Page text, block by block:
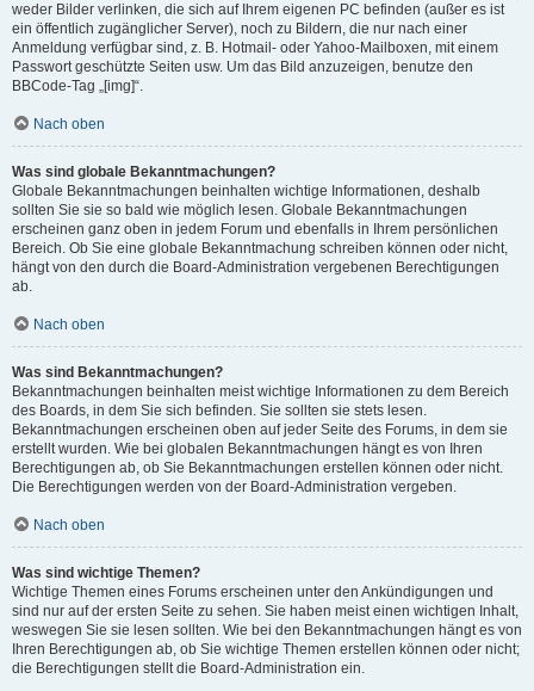
weder Bilder verlinken, die sich auf Ihrem eigenen PC befinden (außer es ist
ein öffentlich zugänglicher Server), noch zu Bildern, die nur nach einer
Anmeldung verfügbar sind, z. B. Hotmail- oder Yahoo-Mailboxen, mit einem
Passwort geschützte Seiten usw. Um das Bild anzuzeigen, benutze den
BBCode-Tag „[img]“.
Nach oben
Was sind globale Bekanntmachungen?
Globale Bekanntmachungen beinhalten wichtige Informationen, deshalb
sollten Sie sie so bald wie möglich lesen. Globale Bekanntmachungen
erscheinen ganz oben in jedem Forum und ebenfalls in Ihrem persönlichen
Bereich. Ob Sie eine globale Bekanntmachung schreiben können oder nicht,
hängt von den durch die Board-Administration vergebenen Berechtigungen
ab.
Nach oben
Was sind Bekanntmachungen?
Bekanntmachungen beinhalten meist wichtige Informationen zu dem Bereich
des Boards, in dem Sie sich befinden. Sie sollten sie stets lesen.
Bekanntmachungen erscheinen oben auf jeder Seite des Forums, in dem sie
erstellt wurden. Wie bei globalen Bekanntmachungen hängt es von Ihren
Berechtigungen ab, ob Sie Bekanntmachungen erstellen können oder nicht.
Die Berechtigungen werden von der Board-Administration vergeben.
Nach oben
Was sind wichtige Themen?
Wichtige Themen eines Forums erscheinen unter den Ankündigungen und
sind nur auf der ersten Seite zu sehen. Sie haben meist einen wichtigen Inhalt,
weswegen Sie sie lesen sollten. Wie bei den Bekanntmachungen hängt es von
Ihren Berechtigungen ab, ob Sie wichtige Themen erstellen können oder nicht;
die Berechtigungen stellt die Board-Administration ein.